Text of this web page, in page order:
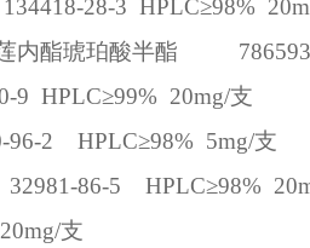
134418-28-3 HPLC≥98%
内酯琥珀酸半酯
9 HPLC≥99% 20mg/支
96-2 HPLC≥98% 5mg/支
32981-86-5 HPLC≥98%
20mg/支